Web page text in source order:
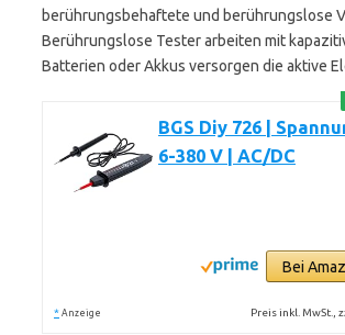
berührungsbehaftete und berührungslose
Berührungslose Tester arbeiten mit
Batterien oder Akkus versorgen die aktive
BGS Diy 726 |
6-380 V | AC/DC
Bei
* Anzeige Preis inkl. MwSt.,